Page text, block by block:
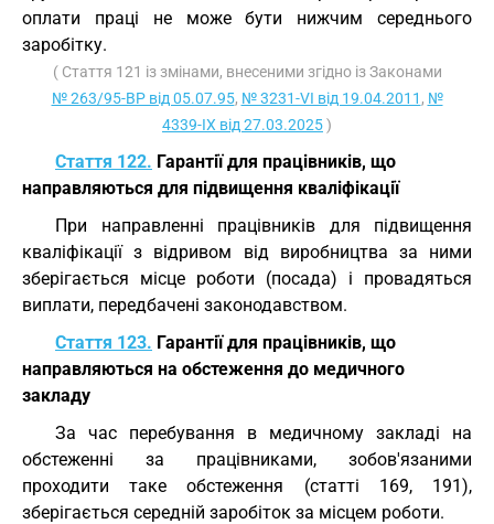
оплати праці не може бути нижчим середнього
заробітку.
( Стаття 121 із змінами, внесеними згідно із Законами
№ 263/95-ВР від 05.07.95, № 3231-VI від 19.04.2011 , №
4339-IX від 27.03.2025)
Стаття 122. Гарантії для працівників, що
направляються для підвищення кваліфікації
При направленні працівників для підвищення
кваліфікації з відривом від виробництва за ними
зберігається місце роботи (посада) і провадяться
виплати, передбачені законодавством.
Стаття 123. Гарантії для працівників, що
направляються на обстеження до медичного
закладу
За час перебування в медичному закладі на
обстеженні за працівниками, зобов'язаними
проходити таке обстеження (статті 169, 191),
зберігається середній заробіток за місцем роботи.